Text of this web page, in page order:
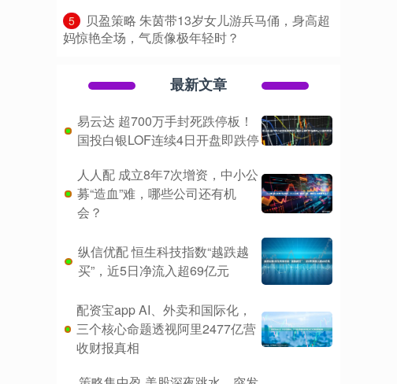
5
​贝盈策略 朱茵带13岁女儿游兵马俑，身高超
妈惊艳全场，气质像极年轻时？
最新文章
易云达 超700万手封死跌停板！
国投白银LOF连续4日开盘即跌停
人人配 成立8年7次增资，中小公
募“造血”难，哪些公司还有机
会？
纵信优配 恒生科技指数“越跌越
买”，近5日净流入超69亿元
配资宝app AI、外卖和国际化，
三个核心命题透视阿里2477亿营
收财报真相